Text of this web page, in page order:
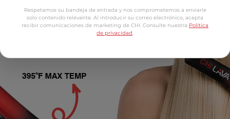
Respetamos su bandeja de entrada y nos comprometemos a enviarle
solo contenido relevante. Al introducir su correo electrónico, acepta
recibir comunicaciones de marketing de CHI. Consulte nuestra Política
de privacidad.